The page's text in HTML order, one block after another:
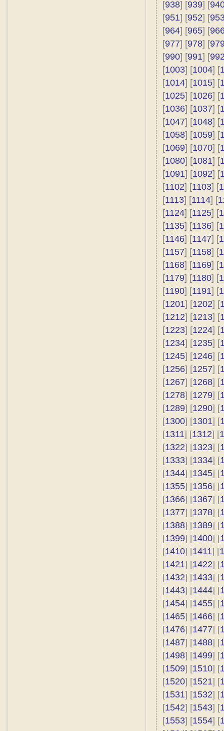
[938] [939] [
[951] [952] [
[964] [965] [
[977] [978] [
[990] [991] [
[1003] [1004] [
[1014] [1015] [
[1025] [1026] [
[1036] [1037] [
[1047] [1048] [
[1058] [1059] [
[1069] [1070] [
[1080] [1081] [
[1091] [1092] [
[1102] [1103] [
[1113] [1114] [
[1124] [1125] [
[1135] [1136] [
[1146] [1147] [
[1157] [1158] [
[1168] [1169] [
[1179] [1180] [
[1190] [1191] [
[1201] [1202] [
[1212] [1213] [
[1223] [1224] [
[1234] [1235] [
[1245] [1246] [
[1256] [1257] [
[1267] [1268] [
[1278] [1279] [
[1289] [1290] [
[1300] [1301] [
[1311] [1312] [
[1322] [1323] [
[1333] [1334] [
[1344] [1345] [
[1355] [1356] [
[1366] [1367] [
[1377] [1378] [
[1388] [1389] [
[1399] [1400] [
[1410] [1411] [
[1421] [1422] [
[1432] [1433] [
[1443] [1444] [
[1454] [1455] [
[1465] [1466] [
[1476] [1477] [
[1487] [1488] [
[1498] [1499] [
[1509] [1510] [
[1520] [1521] [
[1531] [1532] [
[1542] [1543] [
[1553] [1554] [